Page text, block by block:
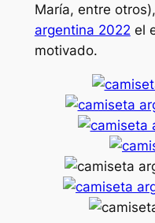
María, entre otros),
argentina 2022 el
motivado.